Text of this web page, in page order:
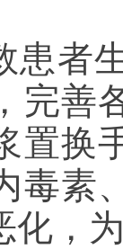
患者
完善
置换
毒素
化，